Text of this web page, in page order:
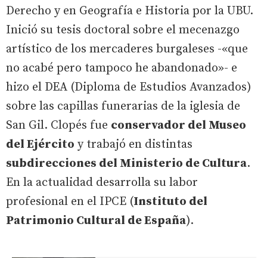
Derecho y en Geografía e Historia por la UBU.
Inició su tesis doctoral sobre el mecenazgo
artístico de los mercaderes burgaleses -«que
no acabé pero tampoco he abandonado»- e
hizo el DEA (Diploma de Estudios Avanzados)
sobre las capillas funerarias de la iglesia de
San Gil. Clopés fue conservador del Museo
del Ejército y trabajó en distintas
subdirecciones del Ministerio de Cultura.
En la actualidad desarrolla su labor
profesional en el IPCE (Instituto del
Patrimonio Cultural de España).